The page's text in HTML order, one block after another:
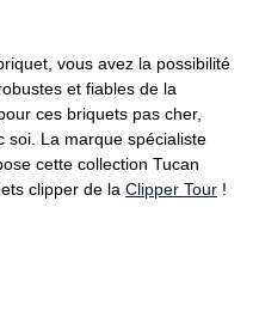
vous avez la possibilité
et fiables de la
ces briquets pas cher,
soi. La marque spécialiste
cette collection Tucan
clipper de la Clipper Tour !